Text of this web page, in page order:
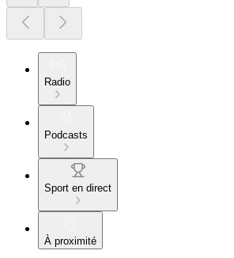
Radio
Podcasts
Sport en direct
À proximité